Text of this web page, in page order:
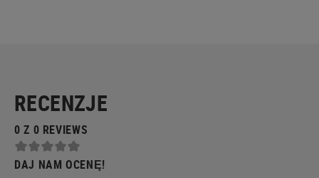
RECENZJE
0 Z 0 REVIEWS
DAJ NAM OCENĘ!